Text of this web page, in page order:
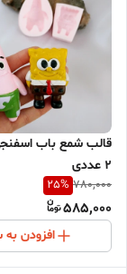
قالب شمع باب
2 عددی
780,000
25%
585,000
افزودن